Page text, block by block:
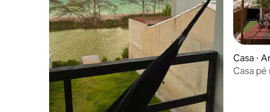
Casa ⋅
Casa pé